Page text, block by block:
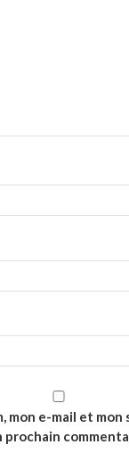
mon e-mail et mon